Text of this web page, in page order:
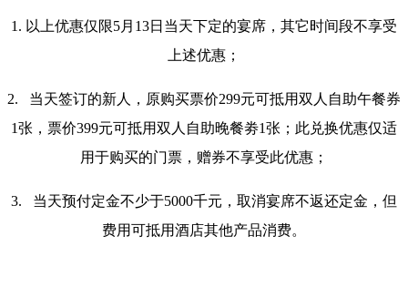
1. 以上优惠仅限5月13日当天下定的宴席，其它时间段不享受
上述优惠；
2. 当天签订的新人，原购买票价299元可抵用双人自助午餐券
1张，票价399元可抵用双人自助晚餐劵1张；此兑换优惠仅适
用于购买的门票，赠券不享受此优惠；
3. 当天预付定金不少于5000千元，取消宴席不返还定金，但
费用可抵用酒店其他产品消费。